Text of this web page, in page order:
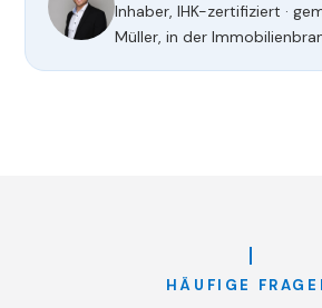
Inhaber, IHK-zertifiziert ·
Müller, in der
HÄUFIGE